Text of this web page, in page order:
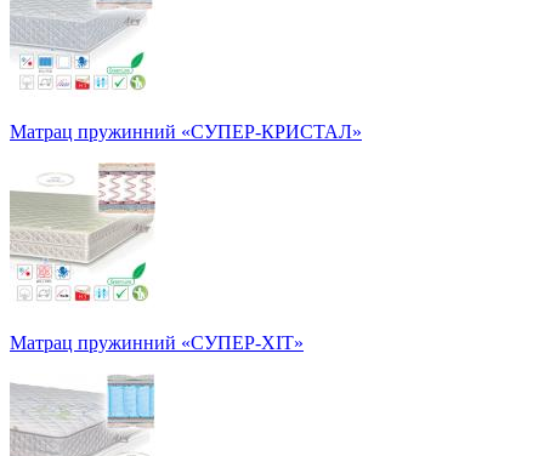
Матрац пружинний «СУПЕР-КРИСТАЛ»
Матрац пружинний «СУПЕР-ХІТ»